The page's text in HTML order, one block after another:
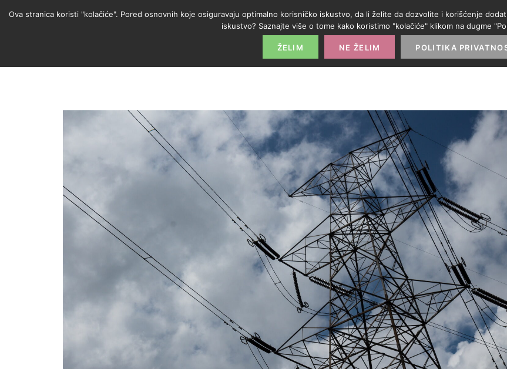
POČETNA PROMO IZLOG PARTNERI
Ova stranica koristi "kolačiće". Pored osnovnih koje osiguravaju optimalno korisničko iskustvo, da li želite da dozvolite i korišćenje
iskustvo? Saznajte više o tome kako koristimo "kolačiće" klikom na dugme
ŽELIM NE ŽELIM POLITIKA